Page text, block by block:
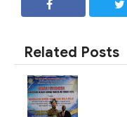
Related Posts